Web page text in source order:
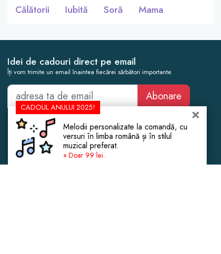
Călătorii
Iubită Soră Mama
Idei de cadouri direct pe email
Îți vom trimite un email înaintea fiecărei sărbători importante.
Abonare
Cadouri Femei
Cadouri Bărbați
Cadouri Copii
Cadouri Experiențe
Botez
Cununie Civilă
CADOUL ANULUI 2025!
Melodii personalizate la comandă, cu
versuri în limba română și în stilul
muzical preferat.
» Doar 99 lei.